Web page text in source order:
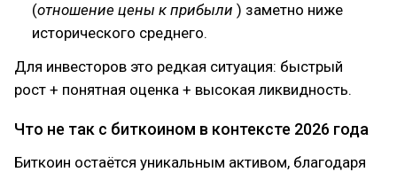
(отношение цены к прибыли ) заметно ниже
исторического среднего.
Для инвесторов это редкая ситуация: быстрый
рост + понятная оценка + высокая ликвидность.
Что не так с биткоином в контексте 2026 года
Биткоин остаётся уникальным активом, благодаря